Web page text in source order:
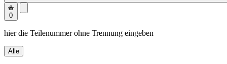
0
hier die Teilenummer ohne Trennung eingeben
Alle